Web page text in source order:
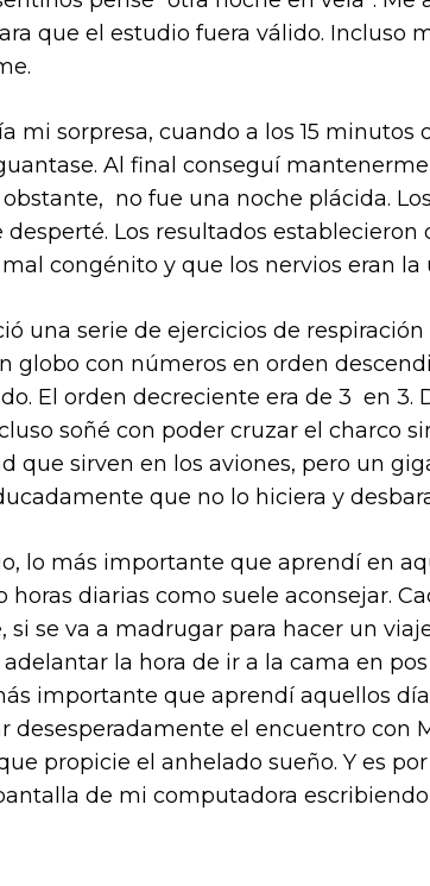
que el estudio fuera válido. Incluso
mi sorpresa, cuando a los 15
Al final conseguí
no fue una noche plácida.
desperté. Los resultados
congénito y que los nervios eran la
una serie de ejercicios de
globo con números en orden
El orden decreciente era de 3 en
soñé con poder cruzar el charco
que sirven en los aviones, pero un
que no lo hiciera y
lo más importante que aprendí en
horas diarias como suele aconsejar.
si se va a madrugar para hacer un
la hora de ir a la cama en
importante que aprendí aquellos
desesperadamente el encuentro con
propicie el anhelado sueño. Y es
de mi computadora